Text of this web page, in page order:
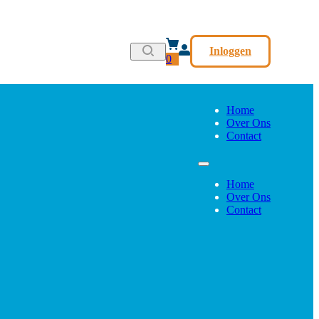
0
Inloggen
Home
Over Ons
Contact
Home
Over Ons
Contact